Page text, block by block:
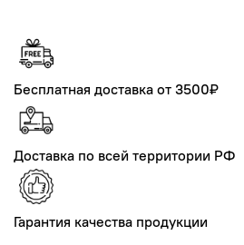
Бесплатная доставка от 3500₽
Доставка по всей территории РФ
Гарантия качества продукции